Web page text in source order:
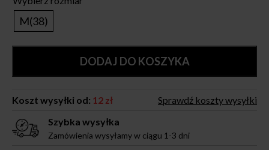
M(38)
DODAJ DO KOSZYKA
Koszt wysyłki od: 12 zł
Sprawdź koszty wysyłki
Szybka wysyłka
Zamówienia wysyłamy w ciągu 1-3 dni